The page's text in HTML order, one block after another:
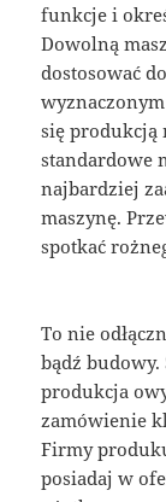
funkcje i
Dowolną
dostosować
się produkcją
standardowe
najbardziej
maszynę.
spotkać
To nie
bądź
produkcja
zamówienie
Firmy
posiadaj w